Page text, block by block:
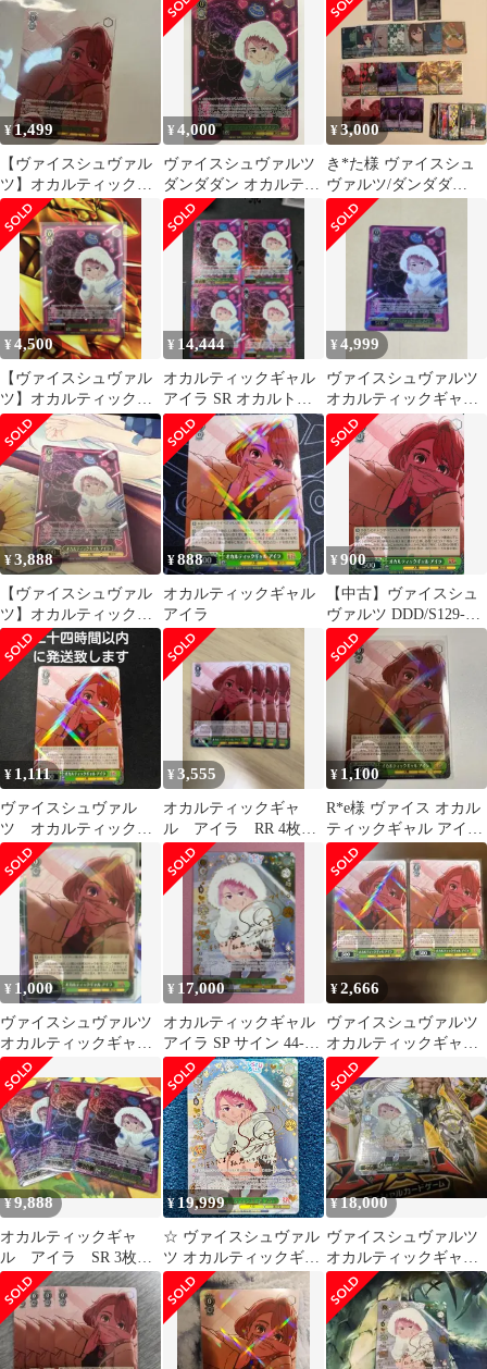
¥1,499
【ヴァイスシュヴァル
ツ】オカルティックギ
ャル アイラ PR プロ
モ
¥4,000
ヴァイスシュヴァルツ
ダンダダン オカルティ
ックギャル アイラ
DDD/S129-026S SR
¥3,000
き*た様 ヴァイスシュ
ヴァルツ/ダンダダ
ン/SR☆☆・SR☆・
RR・R/まとめ
¥4,500
【ヴァイスシュヴァル
ツ】オカルティックギ
ャル アイラ sr
¥ 14,444
オカルティックギャル
アイラ SR オカルトな
世界 アイラ SR
¥4,999
ヴァイスシュヴァルツ
オカルティックギャル
アイラ SR ⭐︎3
¥3,888
【ヴァイスシュヴァル
ツ】オカルティックギ
ャル アイラ sr
¥888
オカルティックギャル
アイラ
¥900
【中古】ヴァイスシュ
ヴァルツ DDD/S129-
026[RR]：オカルティッ
クギャル アイラ
¥ 1,111
ヴァイスシュヴァル
ツ オカルティックギ
ャル アイラ rr
¥3,555
オカルティックギャ
ル アイラ RR 4枚セ
ット ダンダダン ヴ
ァイスシュバルツ
¥ 1,100
R*e様 ヴァイス オカル
ティックギャル アイラ
RR ① 新品未使用 ダン
ダダ
¥ 1,000
ヴァイスシュヴァルツ
オカルティックギャル
アイラ RR 1枚
¥ 17,000
オカルティックギャル
アイラ SP サイン 44-
EY0625-27C
¥2,666
ヴァイスシュヴァルツ
オカルティックギャル
アイラ RR 2枚
¥9,888
オカルティックギャ
ル アイラ SR 3枚セ
ット ダンダダン ヴ
ァイスシュバルツ
¥19,999
☆ ヴァイスシュヴァル
ツ オカルティックギャ
ル アイラ SP(サイン)
DDD/S129-026SP 1枚 ☆
¥18,000
ヴァイスシュヴァルツ
オカルティックギャル
アイラ SP